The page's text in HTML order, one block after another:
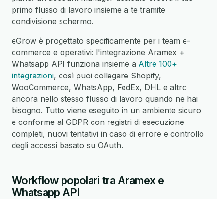
primo flusso di lavoro insieme a te tramite
condivisione schermo.
eGrow è progettato specificamente per i team e-
commerce e operativi: l'integrazione Aramex +
Whatsapp API funziona insieme a Altre 100+
integrazioni, così puoi collegare Shopify,
WooCommerce, WhatsApp, FedEx, DHL e altro
ancora nello stesso flusso di lavoro quando ne hai
bisogno. Tutto viene eseguito in un ambiente sicuro
e conforme al GDPR con registri di esecuzione
completi, nuovi tentativi in caso di errore e controllo
degli accessi basato su OAuth.
Workflow popolari tra Aramex e
Whatsapp API